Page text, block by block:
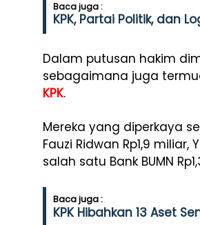
Baca juga :
KPK, Partai Politik, dan
Dalam putusan hakim
sebagaimana juga
KPK.
Mereka yang diperkaya
Fauzi Ridwan Rp1,9 miliar,
salah satu Bank BUMN
Baca juga :
KPK Hibahkan 13 Aset